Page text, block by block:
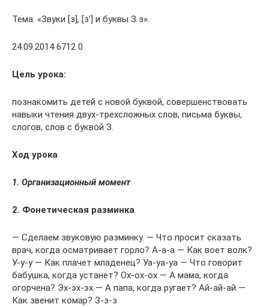
Тема: «Звуки [з], [з’] и буквы З з».
24.09.2014 6712 0
Цель урока:
познакомить детей с новой буквой, совершенствовать
навыки чтения двух-трехсложных слов, письма буквы,
слогов, слов с буквой З.
Ход урока
1. Организационный момент
2. Фонетическая разминка
— Сделаем звуковую разминку. — Что просит сказать
врач, когда осматривает горло? А-а-а — Как воет волк?
У-у-у — Как плачет младенец? Уа-уа-уа — Что говорит
бабушка, когда устанет? Ох-ох-ох — А мама, когда
огорчена? Эх-эх-эх — А папа, когда ругает? Ай-ай-ай —
Как звенит комар? З-з-з